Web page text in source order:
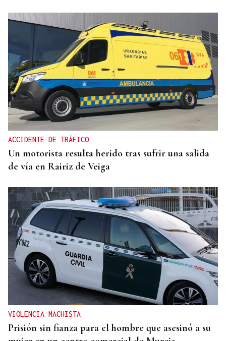
ACCIDENTE DE TRÁFICO
Un motorista resulta herido tras sufrir una salida
de vía en Rairiz de Veiga
VIOLENCIA MACHISTA
Prisión sin fianza para el hombre que asesinó a su